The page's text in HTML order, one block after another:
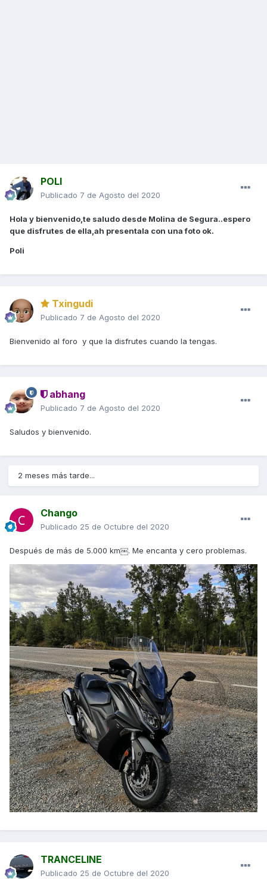
POLI
Publicado 7 de Agosto del 2020
Hola y bienvenido,te saludo desde Molina de Segura..espero
que disfrutes de ella,ah presentala con una foto ok.
Poli
Txingudi
Publicado 7 de Agosto del 2020
Bienvenido al foro y que la disfrutes cuando la tengas.
abhang
Publicado 7 de Agosto del 2020
Saludos y bienvenido.
2 meses más tarde...
Chango
Publicado 25 de Octubre del 2020
Después de más de 5.000 km￼. Me encanta y cero problemas.
TRANCELINE
Publicado 25 de Octubre del 2020